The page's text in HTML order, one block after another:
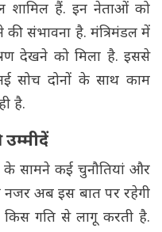
शामिल हैं. इन नेताओं को
की संभावना है. मंत्रिमंडल में
देखने को मिला है. इससे
सोच दोनों के साथ काम
है.
के सामने कई चुनौतियां और
अब इस बात पर रहेगी
किस गति से लागू करती है.